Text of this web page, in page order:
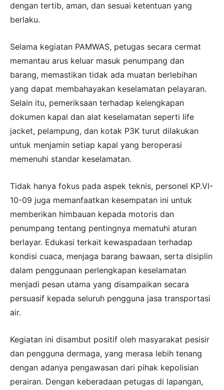
dengan tertib, aman, dan sesuai ketentuan yang
berlaku.
Selama kegiatan PAMWAS, petugas secara cermat
memantau arus keluar masuk penumpang dan
barang, memastikan tidak ada muatan berlebihan
yang dapat membahayakan keselamatan pelayaran.
Selain itu, pemeriksaan terhadap kelengkapan
dokumen kapal dan alat keselamatan seperti life
jacket, pelampung, dan kotak P3K turut dilakukan
untuk menjamin setiap kapal yang beroperasi
memenuhi standar keselamatan.
Tidak hanya fokus pada aspek teknis, personel KP.VI-
10-09 juga memanfaatkan kesempatan ini untuk
memberikan himbauan kepada motoris dan
penumpang tentang pentingnya mematuhi aturan
berlayar. Edukasi terkait kewaspadaan terhadap
kondisi cuaca, menjaga barang bawaan, serta disiplin
dalam penggunaan perlengkapan keselamatan
menjadi pesan utama yang disampaikan secara
persuasif kepada seluruh pengguna jasa transportasi
air.
Kegiatan ini disambut positif oleh masyarakat pesisir
dan pengguna dermaga, yang merasa lebih tenang
dengan adanya pengawasan dari pihak kepolisian
perairan. Dengan keberadaan petugas di lapangan,